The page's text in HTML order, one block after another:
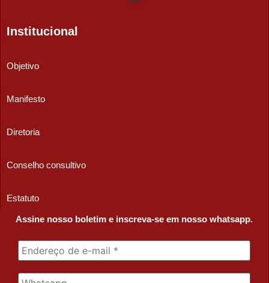
Institucional
Objetivo
Manifesto
Diretoria
Conselho consultivo
Estatuto
Assine nosso boletim e inscreva-se em nosso whatsapp.